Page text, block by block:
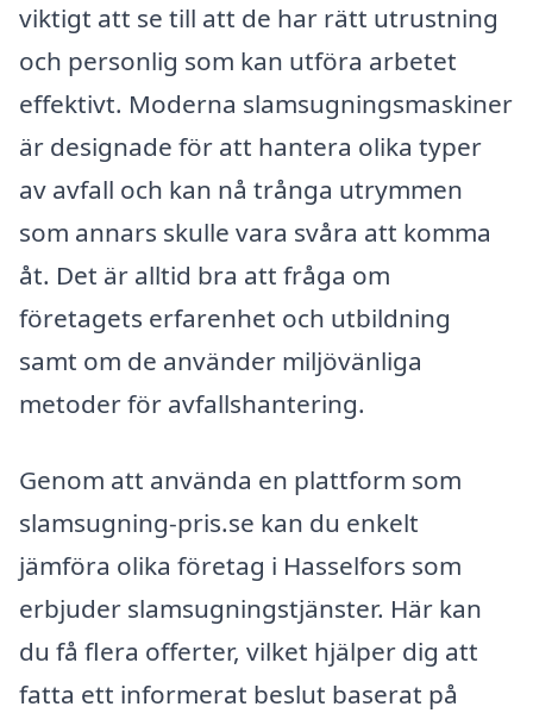
viktigt att se till att de har rätt utrustning
och personlig som kan utföra arbetet
effektivt. Moderna slamsugningsmaskiner
är designade för att hantera olika typer
av avfall och kan nå trånga utrymmen
som annars skulle vara svåra att komma
åt. Det är alltid bra att fråga om
företagets erfarenhet och utbildning
samt om de använder miljövänliga
metoder för avfallshantering.
Genom att använda en plattform som
slamsugning-pris.se kan du enkelt
jämföra olika företag i Hasselfors som
erbjuder slamsugningstjänster. Här kan
du få flera offerter, vilket hjälper dig att
fatta ett informerat beslut baserat på